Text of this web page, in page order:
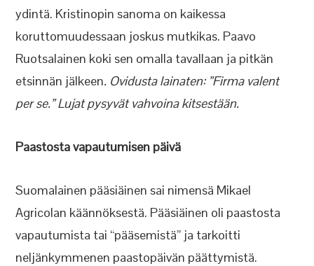
ydintä. Kristinopin sanoma on kaikessa
koruttomuudessaan joskus mutkikas. Paavo
Ruotsalainen koki sen omalla tavallaan ja pitkän
etsinnän jälkeen. Ovidusta lainaten: ”Firma valent
per se.” Lujat pysyvät vahvoina kitsestään.
Paastosta vapautumisen päivä
Suomalainen pääsiäinen sai nimensä Mikael
Agricolan käännöksestä. Pääsiäinen oli paastosta
vapautumista tai “pääsemistä” ja tarkoitti
neljänkymmenen paastopäivän päättymistä.